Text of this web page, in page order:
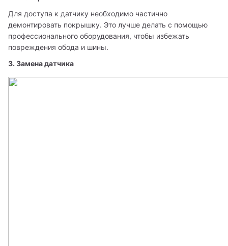
Для доступа к датчику необходимо частично
демонтировать покрышку. Это лучше делать с помощью
профессионального оборудования, чтобы избежать
повреждения обода и шины.
3. Замена датчика